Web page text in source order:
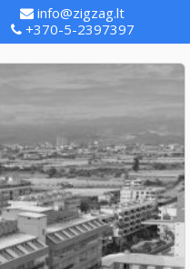
info@zigzag.lt
+370-5-2397397